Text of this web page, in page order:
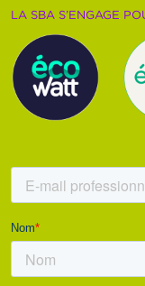
LA SBA S’ENGAGE